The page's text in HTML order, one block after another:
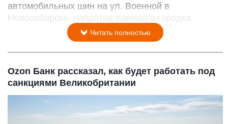
автомобильных шин на ул. Военной в
Новосибирске, напротив военного городка.
Читать полностью
Ozon Банк рассказал, как будет работать под
санкциями Великобритании